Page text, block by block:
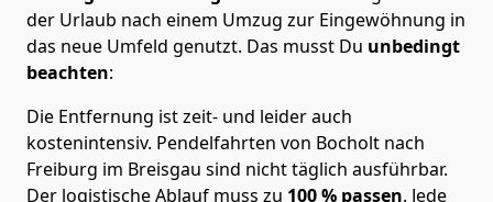
der Urlaub nach einem Umzug zur Eingewöhnung in
das neue Umfeld genutzt. Das musst Du unbedingt
beachten:
Die Entfernung ist zeit- und leider auch
kostenintensiv. Pendelfahrten von Bocholt nach
Freiburg im Breisgau sind nicht täglich ausführbar.
Der logistische Ablauf muss zu 100 % passen. Jede